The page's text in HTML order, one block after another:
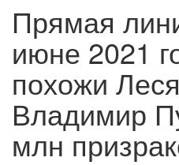
Прямая
июне 2021
похожи
Владимир
млн